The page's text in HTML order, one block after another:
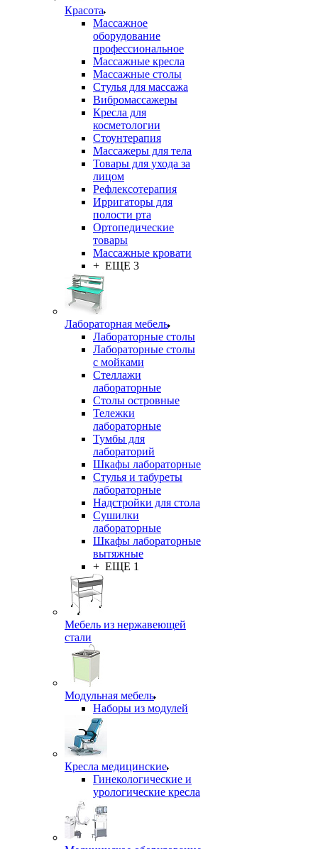
Красота
Массажное
оборудование
профессиональное
Массажные кресла
Массажные столы
Стулья для массажа
Вибромассажеры
Кресла для
косметологии
Стоунтерапия
Массажеры для тела
Товары для ухода за
лицом
Рефлексотерапия
Ирригаторы для
полости рта
Ортопедические
товары
Массажные кровати
+ ЕЩЕ 3
Лабораторная мебель
Лабораторные столы
Лабораторные столы
с мойками
Стеллажи
лабораторные
Столы островные
Тележки
лабораторные
Тумбы для
лабораторий
Шкафы лабораторные
Стулья и табуреты
лабораторные
Надстройки для стола
Сушилки
лабораторные
Шкафы лабораторные
вытяжные
+ ЕЩЕ 1
Мебель из нержавеющей
стали
Модульная мебель
Наборы из модулей
Кресла медицинские
Гинекологические и
урологические кресла